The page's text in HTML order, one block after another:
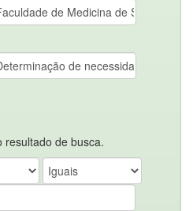
resultado de busca.